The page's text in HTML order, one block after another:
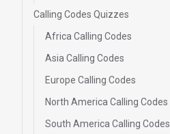
Calling Codes Quizzes
Africa Calling Codes
Asia Calling Codes
Europe Calling Codes
North America Calling Codes
South America Calling Codes